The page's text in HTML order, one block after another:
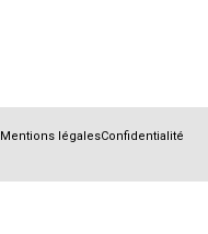
Mentions légalesConfidentialité